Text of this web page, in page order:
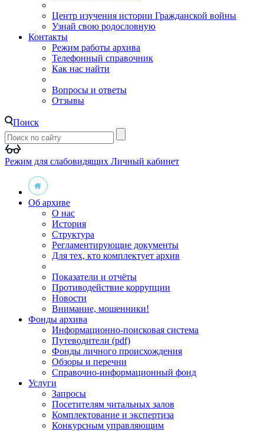
Центр изучения истории Гражданской войны
Узнай свою родословную
Контакты
Режим работы архива
Телефонный справочник
Как нас найти
Вопросы и ответы
Отзывы
Поиск
Режим для слабовидящих Личный кабинет
Об архиве
О нас
История
Структура
Регламентирующие документы
Для тех, кто комплектует архив
Показатели и отчёты
Противодействие коррупции
Новости
Внимание, мошенники!
Фонды архива
Информационно-поисковая система
Путеводители (pdf)
Фонды личного происхождения
Обзоры и перечни
Справочно-информационный фонд
Услуги
Запросы
Посетителям читальных залов
Комплектование и экспертиза
Конкурсным управляющим